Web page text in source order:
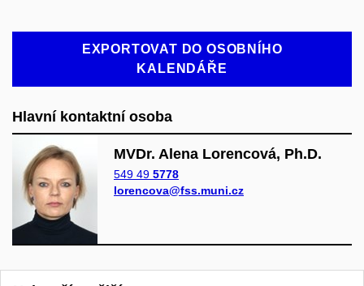
EXPORTOVAT DO OSOBNÍHO
KALENDÁŘE
Hlavní kontaktní osoba
MVDr. Alena Lorencová, Ph.D.
549 49 5778
lorencova@fss.muni.cz